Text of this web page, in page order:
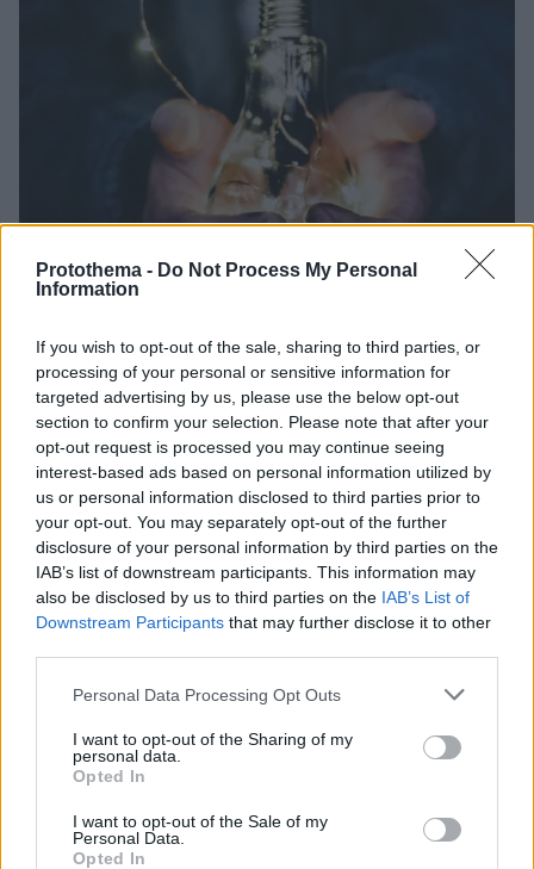
Protothema - Do Not Process My Personal
Information
If you wish to opt-out of the sale, sharing to third parties, or
processing of your personal or sensitive information for
targeted advertising by us, please use the below opt-out
section to confirm your selection. Please note that after your
opt-out request is processed you may continue seeing
interest-based ads based on personal information utilized by
us or personal information disclosed to third parties prior to
your opt-out. You may separately opt-out of the further
disclosure of your personal information by third parties on the
IAB’s list of downstream participants. This information may
also be disclosed by us to third parties on the IAB’s List of
Downstream Participants that may further disclose it to other
Please note that this website/app uses one or more Google
not limited to your visit or usage behaviour. You may click to
grant or deny consent to Google and its third-party tags to
use your data for below specified purposes in below Google
consent section.
Personal Data Processing Opt Outs
I want to opt-out of the Sharing of my
personal data.
Opted In
I want to opt-out of the Sale of my
Personal Data.
Opted In
Από σήμερα το θερινό ωράριο για το μειωμένο
τιμολόγιο ρεύματος
Ποιες ώρες ισχύει το νυχτερινό ωράριο;
01.04.2025, 08:47